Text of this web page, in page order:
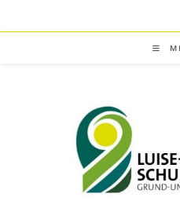
Inhalt